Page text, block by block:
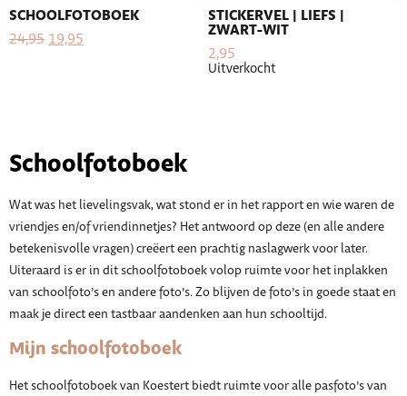
SCHOOLFOTOBOEK
24,95 19,95
STICKERVEL | LIEFS |
ZWART-WIT
2,95
Uitverkocht
Schoolfotoboek
Wat was het lievelingsvak, wat stond er in het rapport en wie waren de
vriendjes en/of vriendinnetjes? Het antwoord op deze (en alle andere
betekenisvolle vragen) creëert een prachtig naslagwerk voor later.
Uiteraard is er in dit schoolfotoboek volop ruimte voor het inplakken
van schoolfoto’s en andere foto’s. Zo blijven de foto’s in goede staat en
maak je direct een tastbaar aandenken aan hun schooltijd.
Mijn schoolfotoboek
Het schoolfotoboek van Koestert biedt ruimte voor alle pasfoto’s van